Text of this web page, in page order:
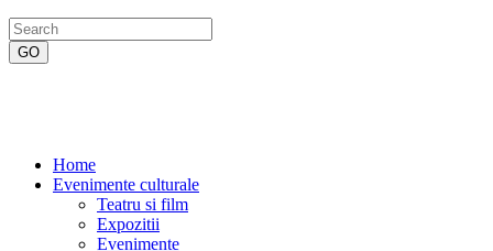
Home
Evenimente culturale
Teatru si film
Expozitii
Evenimente